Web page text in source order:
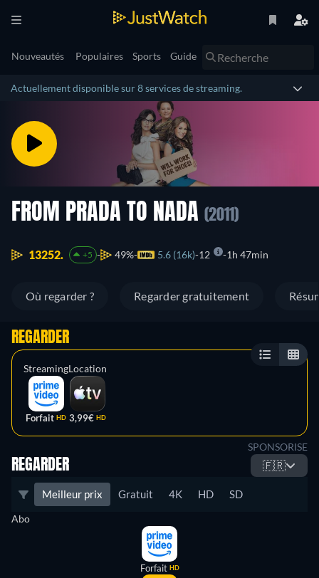
Nouveautés Populaires Sports Guide
Actuellement disponible sur 8 services de streaming.
FROM PRADA TO NADA (2011)
13252. +5 49% 5.6 (16k) 12 1h 47min
Où regarder ? Regarder gratuitement
REGARDER
Streaming
Forfait HD
Location
3,99€ HD
SPONSORISE
REGARDER 🇫🇷
Meilleur prix Gratuit 4K HD SD
Abo
Forfait HD